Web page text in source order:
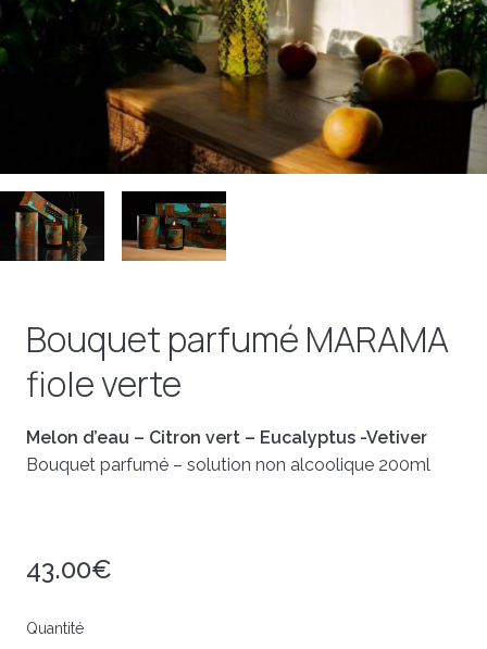
Bouquet parfumé MARAMA
fiole verte
Melon d’eau – Citron vert – Eucalyptus -Vetiver
Bouquet parfumé – solution non alcoolique 200ml
43.00€
Quantité